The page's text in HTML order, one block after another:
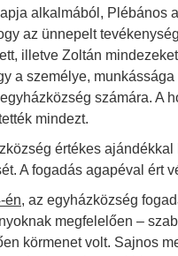
alkalmából, Plébános
az ünnepelt
illetve Zoltán
a személye,
számára. A
mindezt.
értékes
A fogadás agapéval ért
én, az egyházközség
megfelelően –
körmenet volt. Sajnos